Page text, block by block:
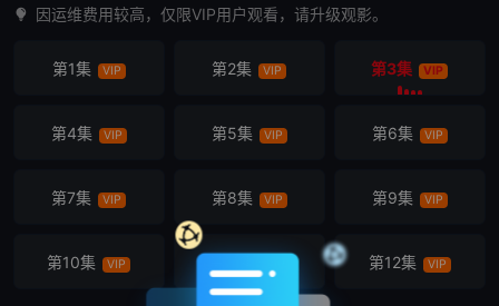
因运维费用较高，仅限VIP用户观看，请升级观影。
第1集 VIP 第2集 VIP 第3集 VIP
第4集 VIP 第5集 VIP 第6集 VIP
第7集 VIP 第8集 VIP 第9集 VIP
第10集 VIP 第12集 VIP